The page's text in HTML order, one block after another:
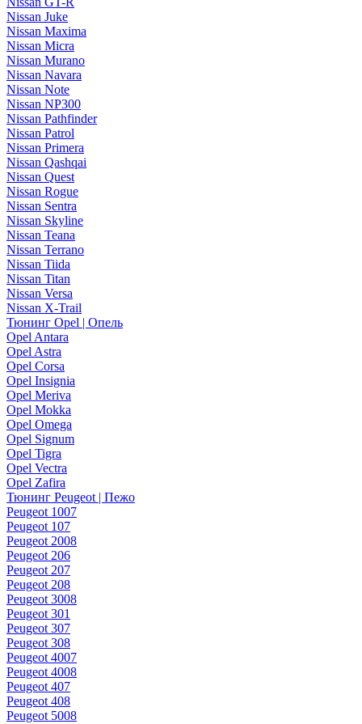
Nissan Juke
Nissan Maxima
Nissan Micra
Nissan Murano
Nissan Navara
Nissan Note
Nissan NP300
Nissan Pathfinder
Nissan Patrol
Nissan Primera
Nissan Qashqai
Nissan Quest
Nissan Rogue
Nissan Sentra
Nissan Skyline
Nissan Teana
Nissan Terrano
Nissan Tiida
Nissan Titan
Nissan Versa
Nissan X-Trail
Тюнинг Opel | Опель
Opel Antara
Opel Astra
Opel Corsa
Opel Insignia
Opel Meriva
Opel Mokka
Opel Omega
Opel Signum
Opel Tigra
Opel Vectra
Opel Zafira
Тюнинг Peugeot | Пежо
Peugeot 1007
Peugeot 107
Peugeot 2008
Peugeot 206
Peugeot 207
Peugeot 208
Peugeot 3008
Peugeot 301
Peugeot 307
Peugeot 308
Peugeot 4007
Peugeot 4008
Peugeot 407
Peugeot 408
Peugeot 5008